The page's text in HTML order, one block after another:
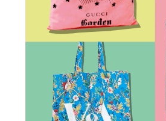
な
の
と